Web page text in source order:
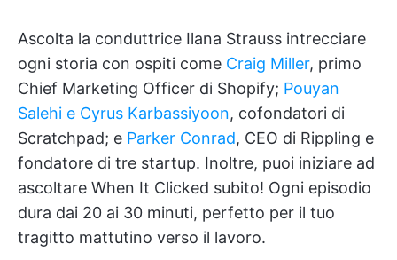
Ascolta la conduttrice Ilana Strauss intrecciare
ogni storia con ospiti come Craig Miller, primo
Chief Marketing Officer di Shopify; Pouyan
Salehi e Cyrus Karbassiyoon, cofondatori di
Scratchpad; e Parker Conrad, CEO di Rippling e
fondatore di tre startup. Inoltre, puoi iniziare ad
ascoltare When It Clicked subito! Ogni episodio
dura dai 20 ai 30 minuti, perfetto per il tuo
tragitto mattutino verso il lavoro.